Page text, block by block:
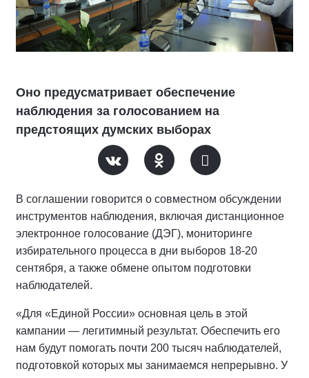
Оно предусматривает обеспечение
наблюдения за голосованием на
предстоящих думских выборах
В соглашении говорится о совместном обсуждении
инструментов наблюдения, включая дистанционное
электронное голосование (ДЭГ), мониторинге
избирательного процесса в дни выборов 18-20
сентября, а также обмене опытом подготовки
наблюдателей.
«Для «Единой России» основная цель в этой
кампании — легитимный результат. Обеспечить его
нам будут помогать почти 200 тысяч наблюдателей,
подготовкой которых мы занимаемся непрерывно. У